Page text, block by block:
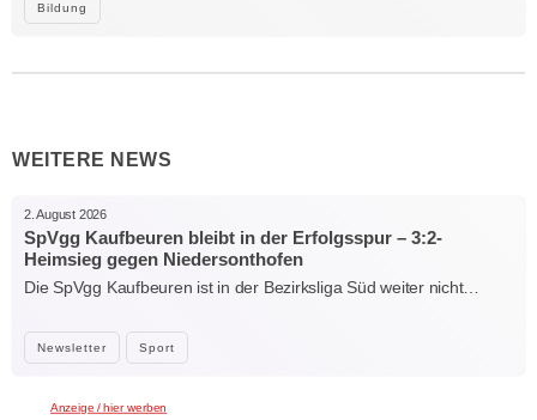
Bildung
WEITERE NEWS
Newsletter Sport
2. August 2026
SpVgg Kaufbeuren bleibt in der Erfolgsspur – 3:2-
Heimsieg gegen Niedersonthofen
Die SpVgg Kaufbeuren ist in der Bezirksliga Süd weiter nicht…
Anzeige / hier werben